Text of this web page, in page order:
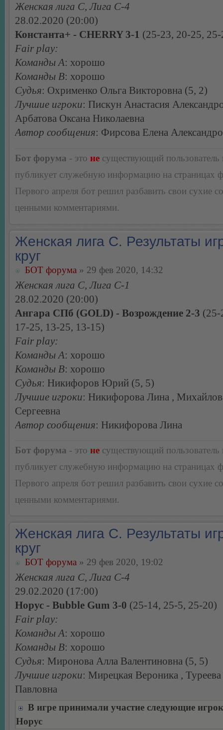
Женская лига С, Лига С-4
28.02.2020 (20:00)
Константа+ - CHERRY 3-1 (25-23, 20-25,
Fair play:
Команды А: хорошо
Команды В: хорошо
Судья: Охрименко Ольга Викторовна (5, 2)
Лучшие игроки: Пискун Анастасия
Арбатова Оксана Николаевна
Автор сообщения: Фирсова Елена
Бот форума - это не существующий пользователь
публикует служебную информацию на страницах
Первого апреля бот решил разбавить свои сухие
ценными комментариями.
Женская лига С. Результаты
круг
БОТ форума » 29 фев 2020, 14:32
Женская лига С, Лига С-1
28.02.2020 (20:00)
Ангара СПб (GOLD) - Возрождение 2-3 (25-
17-25, 13-25, 13-15)
Fair play:
Команды А: хорошо
Команды В: хорошо
Судья: Никифоров Юрий (5, 5)
Лучшие игроки: Никифорова Лина ,
Сергеевна
Автор сообщения: Никифорова Лина
Бот форума - это не существующий пользователь
публикует служебную информацию на страницах
Первого апреля бот решил разбавить свои сухие
ценными комментариями.
Женская лига С. Результаты
круг
БОТ форума » 29 фев 2020, 19:02
Женская лига С, Лига С-4
29.02.2020 (17:00)
Норус - Bubble Gum 3-0 (25-14, 25-5, 25-20)
Fair play:
Команды А: хорошо
Команды В: хорошо
Судья: Миронова Алла Валентиновна (5, 5)
Лучшие игроки: Мирецкая Вероника ,
Павловна
В игре принимали участие следующие
Норус